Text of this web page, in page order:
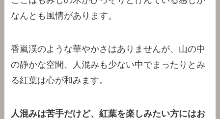
なんとも風情があります。
香嵐渓のような華やかさはありませんが、山の中
の静かな空間、人混みも少ない中でまったりとみ
る紅葉は心が和みます。
人混みは苦手だけど、紅葉を楽しみたい方にはお